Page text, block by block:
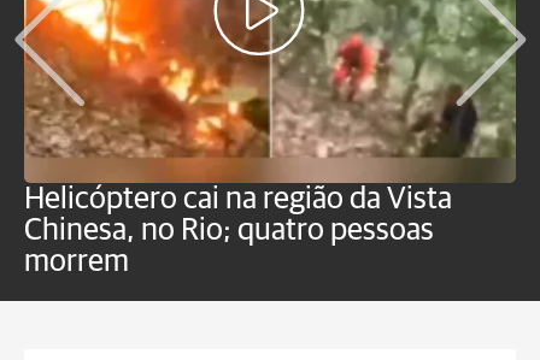
Helicóptero cai na região da Vista
Chinesa, no Rio; quatro pessoas
morrem